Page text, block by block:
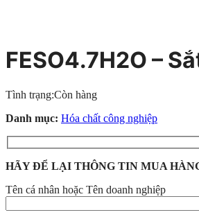
FESO4.7H2O –
Tình trạng:Còn hàng
Danh mục: Hóa chất công nghiệp
HÃY ĐỂ LẠI THÔNG TIN MUA
Tên cá nhân hoặc Tên doanh nghiệp